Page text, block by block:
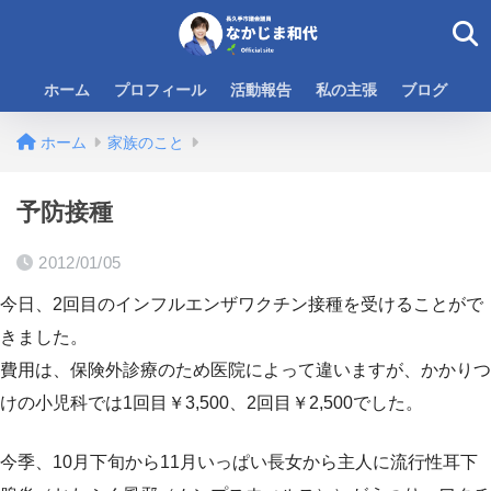
ホーム プロフィール 活動報告 私の主張 ブログ
ホーム 家族のこと
予防接種
2012/01/05
今日、2回目のインフルエンザワクチン接種を受けることがで
きました。
費用は、保険外診療のため医院によって違いますが、かかりつ
けの小児科では1回目￥3,500、2回目￥2,500でした。
今季、10月下旬から11月いっぱい長女から主人に流行性耳下